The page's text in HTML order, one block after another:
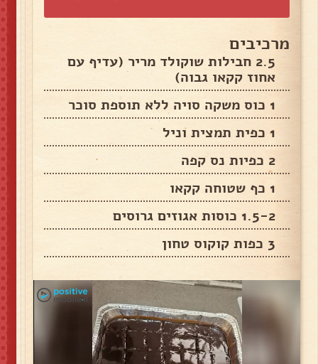
מרכיבים
2.5 חבילות שוקולד מריר (עדיף עם
אחוז קקאו גבוה)
1 כוס משקה סויה ללא תוספת סוכר
1 כפית תמצית וניל
2 כפיות נס קפה
1 כף שטוחה קקאו
1.5-2 כוסות אגוזים גרוסים
3 כפות קוקוס טחון